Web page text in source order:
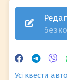
Усі квести